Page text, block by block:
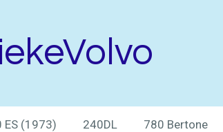
ES (1973) 240DL 780 Bertone